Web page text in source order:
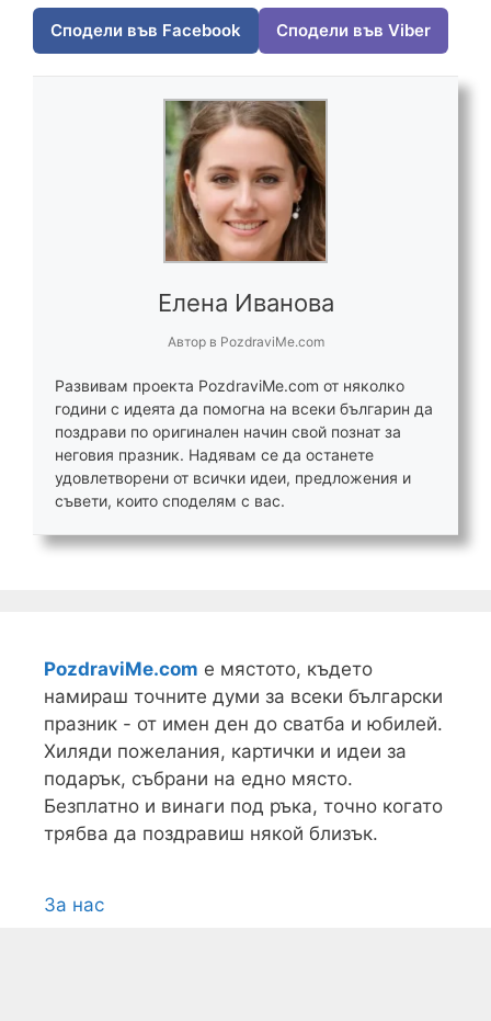
Сподели във Facebook Сподели във Viber
Елена Иванова
Автор в PozdraviMe.com
Развивам проекта PozdraviMe.com от няколко
години с идеята да помогна на всеки българин да
поздрави по оригинален начин свой познат за
неговия празник. Надявам се да останете
удовлетворени от всички идеи, предложения и
съвети, които споделям с вас.
PozdraviMe.com е мястото, където
намираш точните думи за всеки български
празник - от имен ден до сватба и юбилей.
Хиляди пожелания, картички и идеи за
подарък, събрани на едно място.
Безплатно и винаги под ръка, точно когато
трябва да поздравиш някой близък.
За нас